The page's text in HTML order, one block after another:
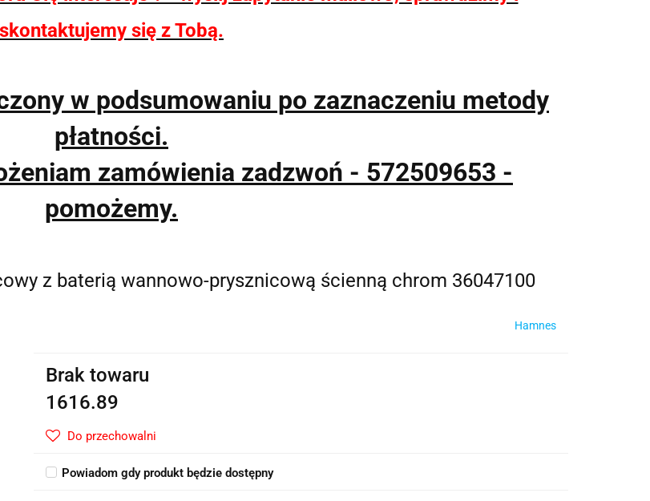
skontaktujemy się z Tobą.
w podsumowaniu po zaznaczeniu metody
płatności.
zamówienia zadzwoń - 572509653 -
pomożemy.
z baterią wannowo-prysznicową ścienną chrom 36047100
Hamnes
Brak towaru
1616.89
Do przechowalni
Powiadom gdy produkt będzie dostępny